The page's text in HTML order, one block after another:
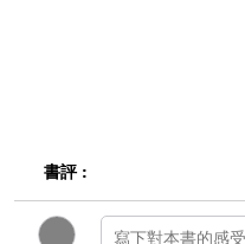
書評 :